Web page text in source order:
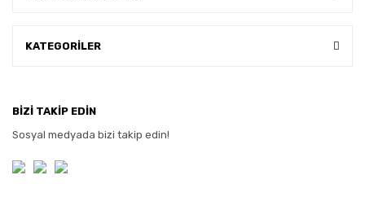
KATEGORİLER
BİZİ TAKİP EDİN
Sosyal medyada bizi takip edin!